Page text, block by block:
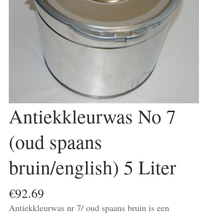
Antiekkleurwas No 7
(oud spaans
bruin/english) 5 Liter
€92.69
Antiekkleurwas nr 7/ oud spaans bruin is een